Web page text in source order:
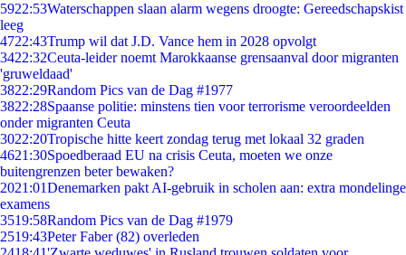
5922:53Waterschappen slaan alarm wegens droogte: Gereedschapskist
leeg
4722:43Trump wil dat J.D. Vance hem in 2028 opvolgt
3422:32Ceuta-leider noemt Marokkaanse grensaanval door migranten
'gruweldaad'
3822:29Random Pics van de Dag #1977
3822:28Spaanse politie: minstens tien voor terrorisme veroordeelden
onder migranten Ceuta
3022:20Tropische hitte keert zondag terug met lokaal 32 graden
4621:30Spoedberaad EU na crisis Ceuta, moeten we onze
buitengrenzen beter bewaken?
2021:01Denemarken pakt AI-gebruik in scholen aan: extra mondelinge
examens
3519:58Random Pics van de Dag #1979
2519:43Peter Faber (82) overleden